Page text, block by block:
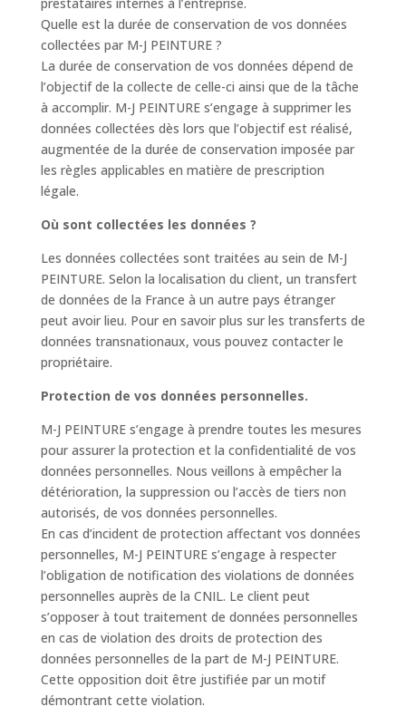
Quelle est la durée de conservation de vos données
collectées par M-J PEINTURE ?
La durée de conservation de vos données dépend de
l’objectif de la collecte de celle-ci ainsi que de la tâche
à accomplir. M-J PEINTURE s’engage à supprimer les
données collectées dès lors que l’objectif est réalisé,
augmentée de la durée de conservation imposée par
les règles applicables en matière de prescription
légale.
Où sont collectées les données ?
Les données collectées sont traitées au sein de M-J
PEINTURE. Selon la localisation du client, un transfert
de données de la France à un autre pays étranger
peut avoir lieu. Pour en savoir plus sur les transferts de
données transnationaux, vous pouvez contacter le
propriétaire.
Protection de vos données personnelles.
M-J PEINTURE s’engage à prendre toutes les mesures
pour assurer la protection et la confidentialité de vos
données personnelles. Nous veillons à empêcher la
détérioration, la suppression ou l’accès de tiers non
autorisés, de vos données personnelles.
En cas d’incident de protection affectant vos données
personnelles, M-J PEINTURE s’engage à respecter
l’obligation de notification des violations de données
personnelles auprès de la CNIL. Le client peut
s’opposer à tout traitement de données personnelles
en cas de violation des droits de protection des
données personnelles de la part de M-J PEINTURE.
Cette opposition doit être justifiée par un motif
démontrant cette violation.